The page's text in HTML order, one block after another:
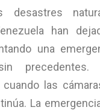
desastres
han
una
precedentes.
las
La